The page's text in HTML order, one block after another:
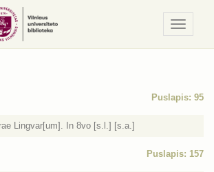
/
Meniu
Puslapis: 95
Lingvar[um]. In 8vo [s.l.] [s.a.]
Puslapis: 157